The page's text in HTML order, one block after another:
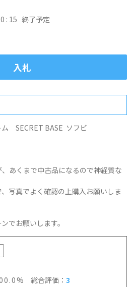
: 15 終了予定
入札
SECRET BASE ソフビ
あくまで中古品になるので神経質な
写真でよく確認の上購入お願いしま
でお願いします。
総合評価： 3